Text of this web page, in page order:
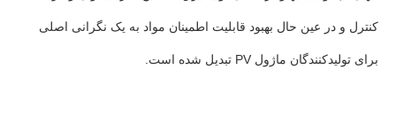
کنترل و در عین حال بهبود قابلیت اطمینان مواد به یک نگرانی اصلی
برای تولیدکنندگان ماژول PV تبدیل شده است.